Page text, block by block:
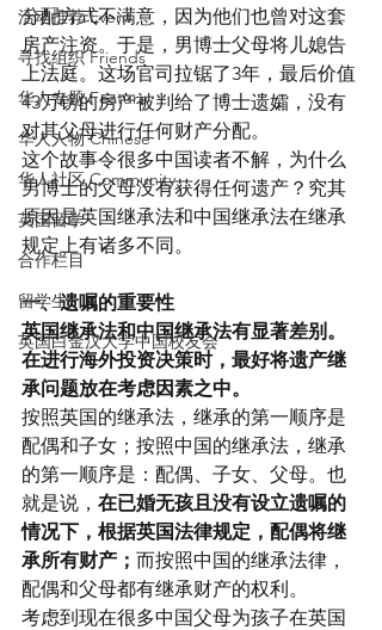
活动推荐 Event
寻找组织 Friends
华人专题 Feature
华人人物 Chinese
华人社区 Community
英国留学
合作栏目
留学生
英国白金汉大学中国校友会
分配方式不满意，因为他们也曾对这套
房产注资。于是，男博士父母将儿媳告
上法庭。这场官司拉锯了3年，最后价值
43万镑的房产被判给了博士遗孀，没有
对其父母进行任何财产分配。
这个故事令很多中国读者不解，为什么
男博士的父母没有获得任何遗产？究其
原因是英国继承法和中国继承法在继承
规定上有诸多不同。
一、遗嘱的重要性
英国继承法和中国继承法有显著差别。
在进行海外投资决策时，最好将遗产继
承问题放在考虑因素之中。
按照英国的继承法，继承的第一顺序是
配偶和子女；按照中国的继承法，继承
的第一顺序是：配偶、子女、父母。也
就是说， 在已婚无孩且没有设立遗嘱的
情况下，根据英国法律规定，配偶将继
承所有财产； 而按照中国的继承法律，
配偶和父母都有继承财产的权利。
考虑到现在很多中国父母为孩子在英国